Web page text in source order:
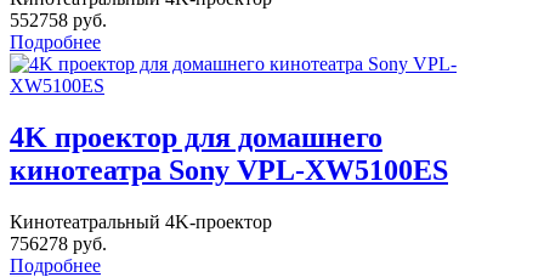
552758 руб.
Подробнее
4K проектор для домашнего
кинотеатра Sony VPL-XW5100ES
Кинотеатральный 4K-проектор
756278 руб.
Подробнее